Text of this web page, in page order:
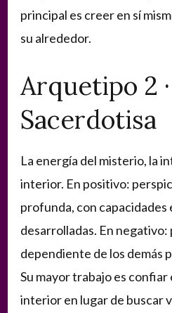
principal es creer en sí
su alrededor.
Arquetipo 2
Sacerdotisa
La energía del misterio, la
interior. En positivo:
profunda, con
desarrolladas. En negativo:
dependiente de los demás
Su mayor trabajo es confiar
interior en lugar de buscar